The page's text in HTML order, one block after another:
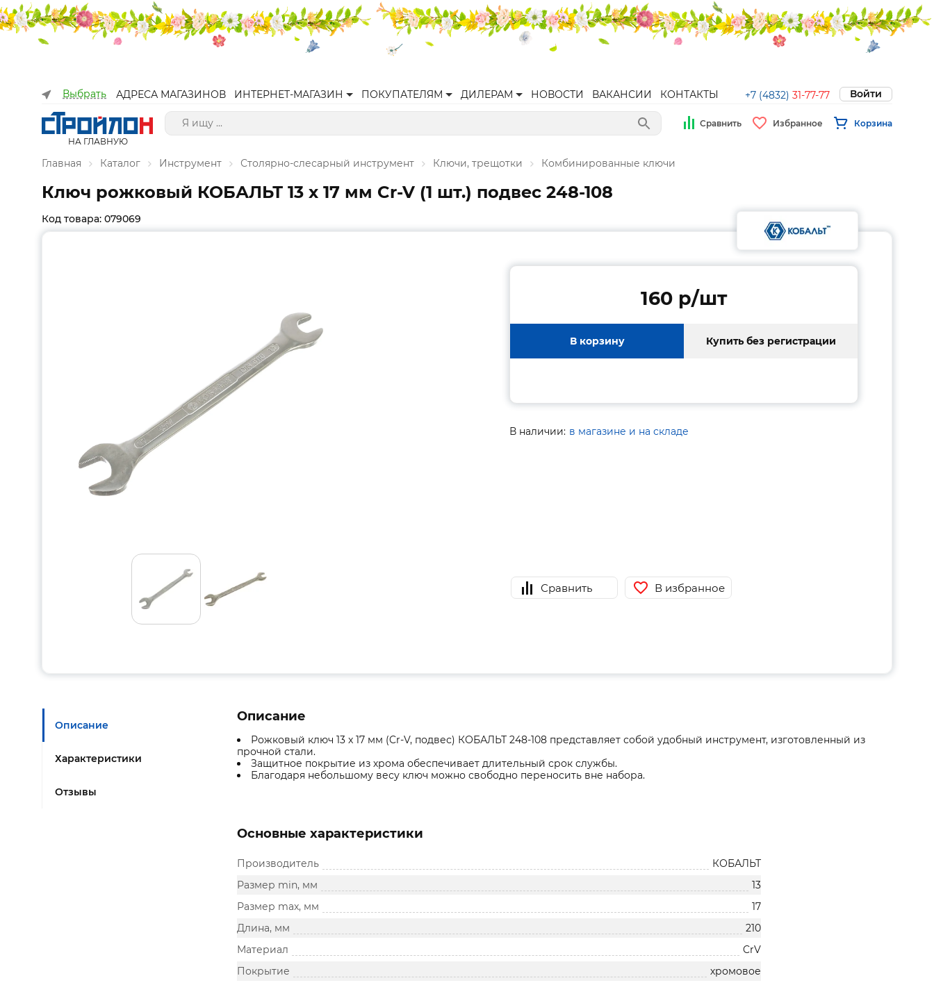
Выбрать АДРЕСА МАГАЗИНОВ ИНТЕРНЕТ-МАГАЗИН ПОКУПАТЕЛЯМ ДИЛЕРАМ НОВОСТИ ВАКАНСИИ КОНТАКТЫ +7 (4832) 31-77-77 Войти
НА ГЛАВНУЮ
Сравнить Избранное Корзина
Главная Каталог Инструмент Столярно-слесарный инструмент Ключи, трещотки Комбинированные ключи
Ключ рожковый КОБАЛЬТ 13 x 17 мм Cr-V (1 шт.) подвес 248-108
Код товара: 079069
160 p/шт
В корзину Купить без регистрации
В наличии: в магазине и на складе
Сравнить В избранное
Описание
Характеристики
Отзывы
Описание
Рожковый ключ 13 x 17 мм (Cr-V, подвес) КОБАЛЬТ 248-108 представляет собой удобный инструмент, изготовленный из
прочной стали.
Защитное покрытие из хрома обеспечивает длительный срок службы.
Благодаря небольшому весу ключ можно свободно переносить вне набора.
Основные характеристики
Производитель
КОБАЛЬТ
Размер min, мм
13
Размер max, мм
17
Длина, мм
210
Материал
CrV
Покрытие
хромовое